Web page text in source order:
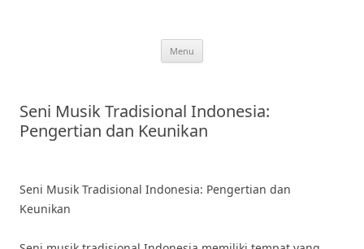
Menu
Seni Musik Tradisional Indonesia:
Pengertian dan Keunikan
Seni Musik Tradisional Indonesia: Pengertian dan
Keunikan